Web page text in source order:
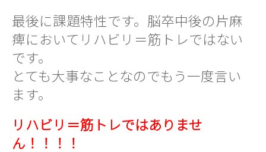
最後に課題特性です。脳卒中後の片麻
痺においてリハビリ＝筋トレではない
です。
とても大事なことなのでもう一度言い
ます。
リハビリ＝筋トレではありませ
ん！！！！